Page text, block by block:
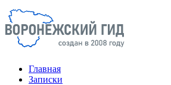
Главная
Записки